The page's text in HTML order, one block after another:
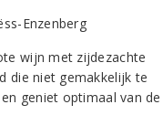
wijn met zijdezachte
die niet gemakkelijk te
geniet optimaal van de